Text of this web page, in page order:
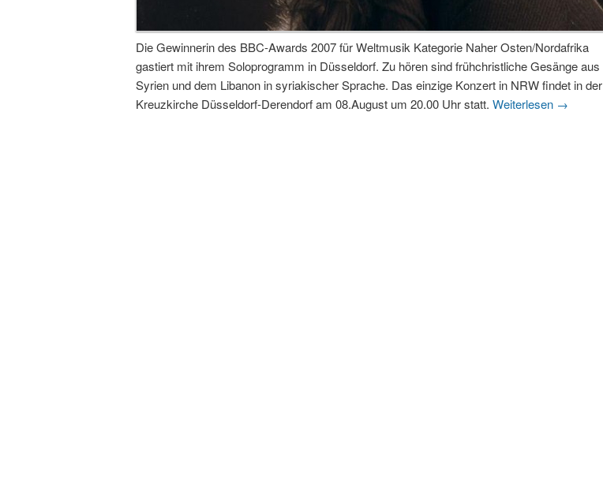
Die Gewinnerin des BBC-Awards 2007 für Weltmusik Kategorie Naher Osten/Nordafrika
gastiert mit ihrem Soloprogramm in Düsseldorf. Zu hören sind frühchristliche Gesänge aus
Syrien und dem Libanon in syriakischer Sprache. Das einzige Konzert in NRW findet in der
Kreuzkirche Düsseldorf-Derendorf am 08.August um 20.00 Uhr statt. Weiterlesen →